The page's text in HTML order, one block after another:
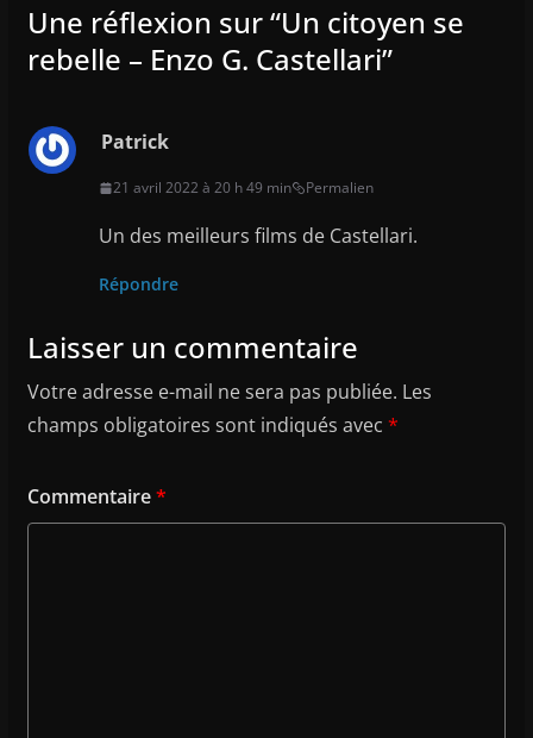
Une réflexion sur “Un citoyen se
rebelle – Enzo G. Castellari”
Patrick
21 avril 2022 à 20 h 49 min Permalien
Un des meilleurs films de Castellari.
Répondre
Laisser un commentaire
Votre adresse e-mail ne sera pas publiée. Les
champs obligatoires sont indiqués avec *
Commentaire*